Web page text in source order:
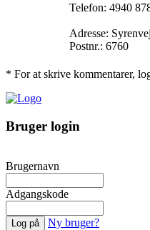
Telefon: 4940
Adresse:
Postnr.: 6760
* For at skrive kommentarer,
Bruger login
Brugernavn
Adgangskode
Ny bruger?